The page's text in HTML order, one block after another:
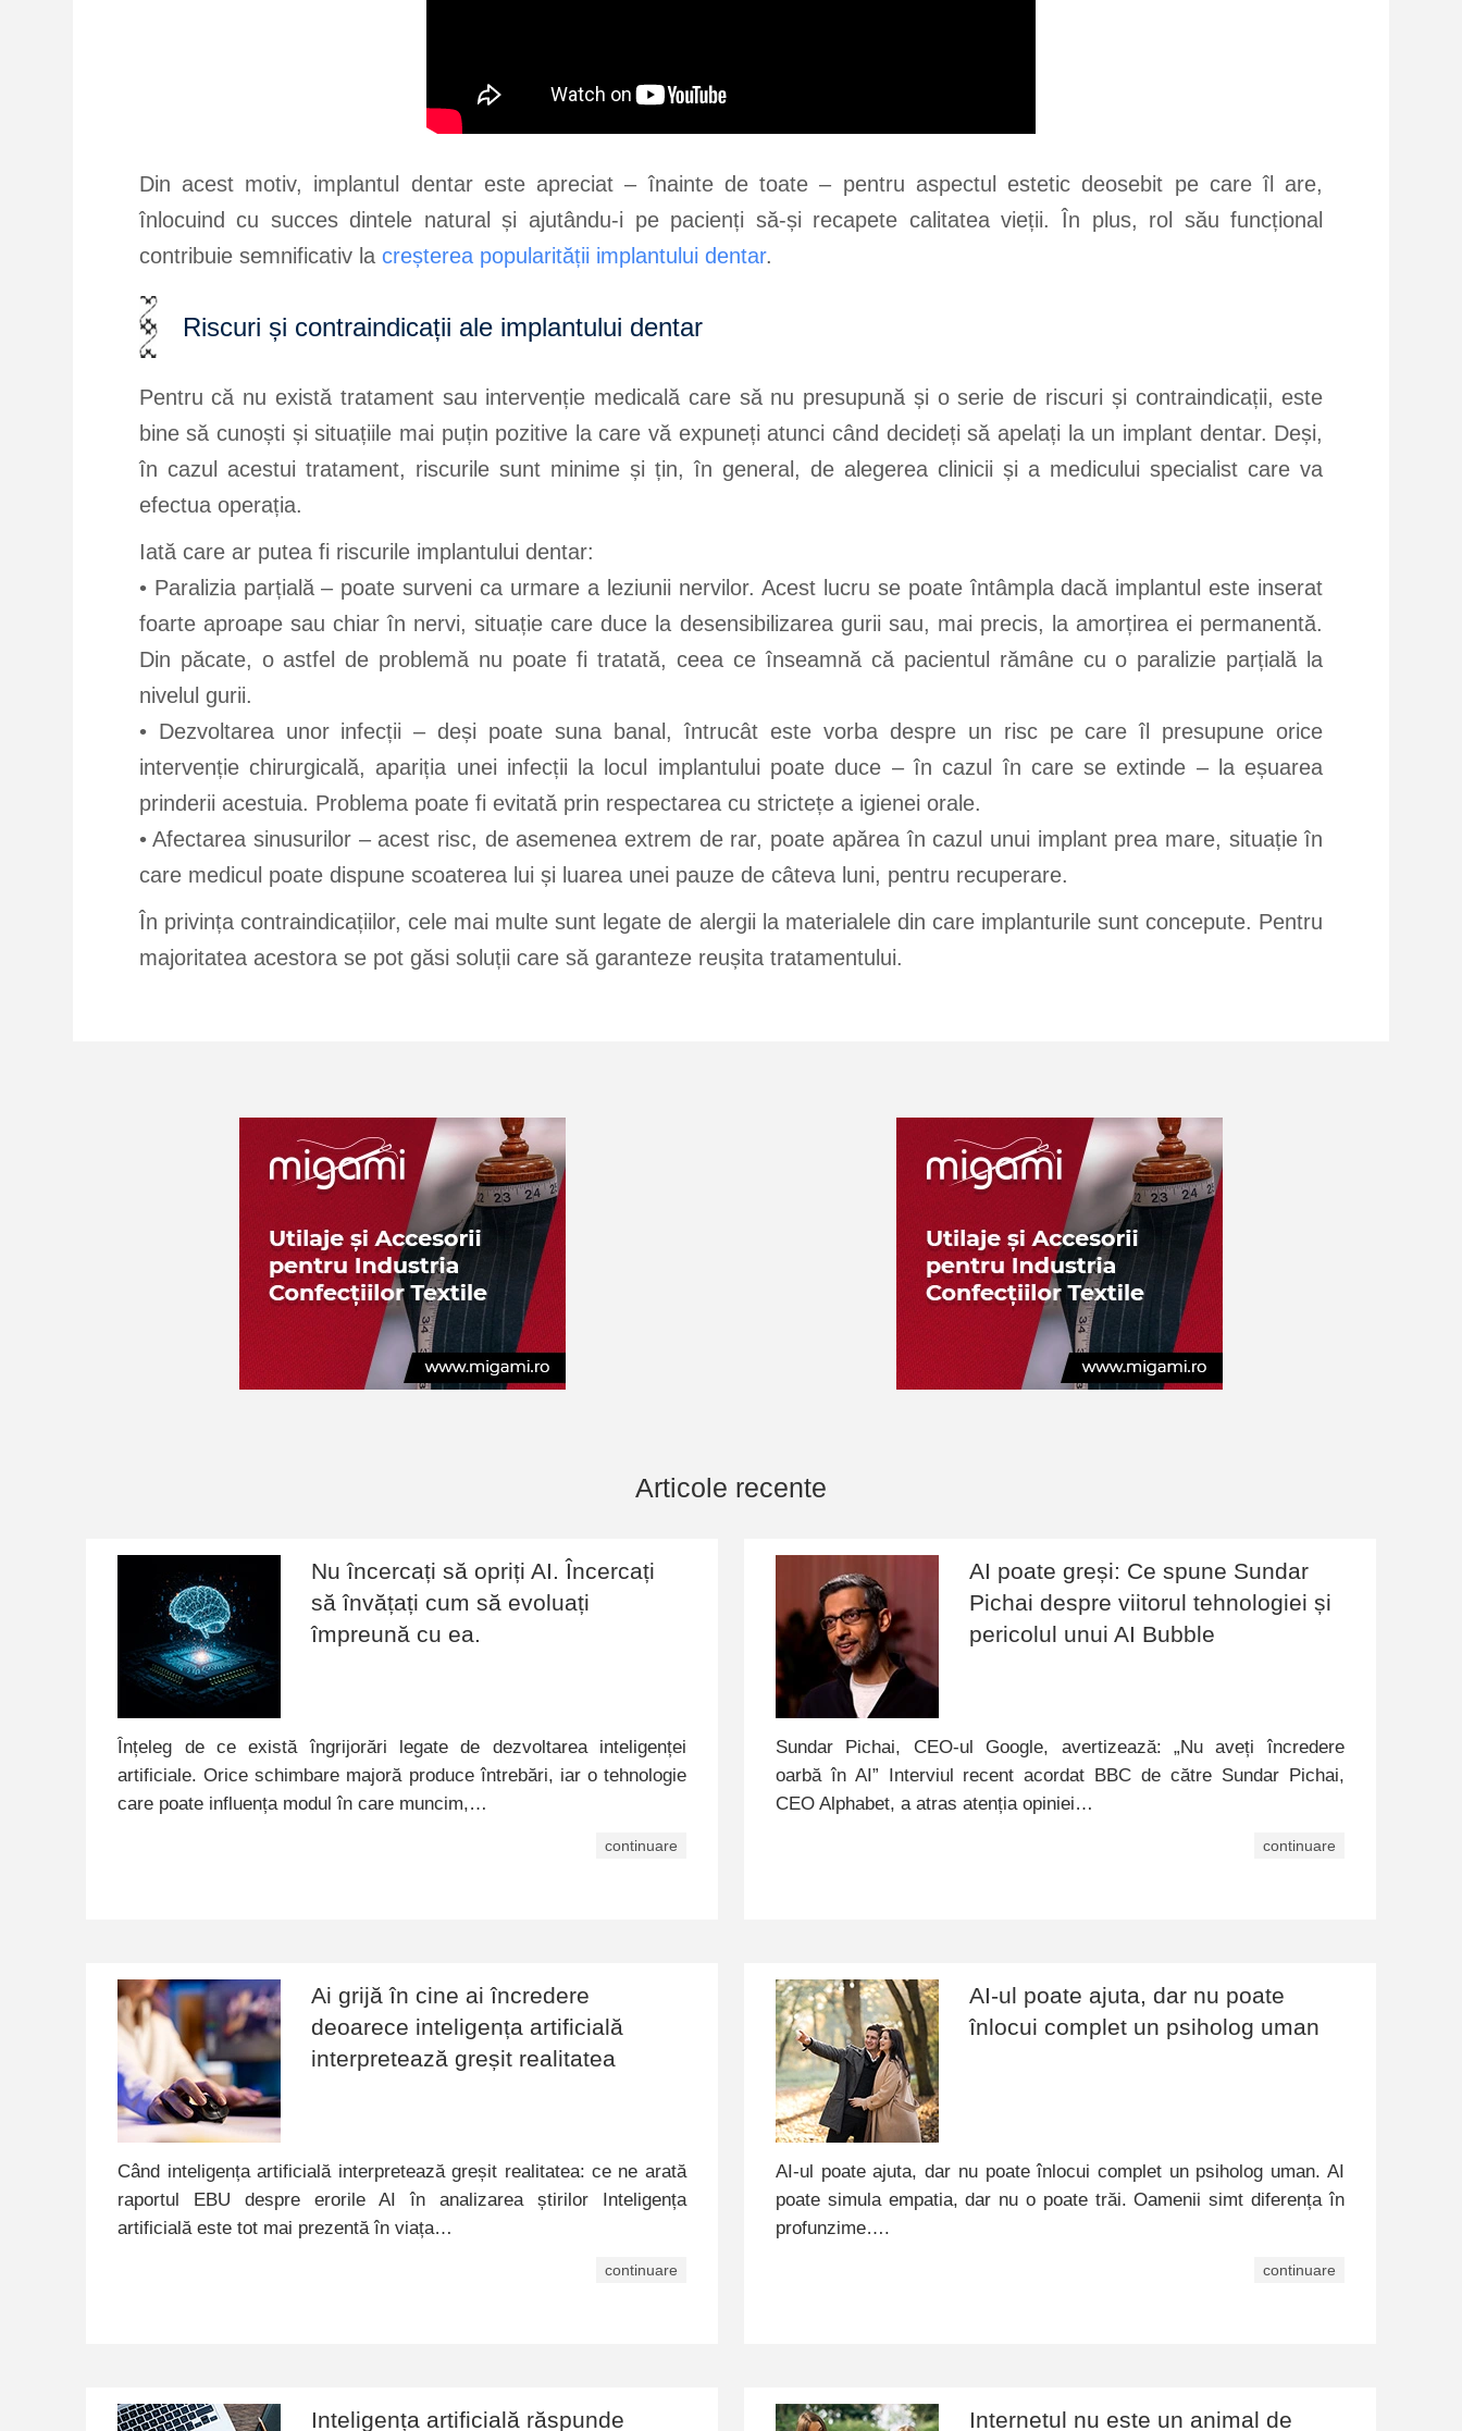
Din acest motiv, implantul dentar este apreciat – înainte de toate – pentru aspectul estetic deosebit pe care îl are,
înlocuind cu succes dintele natural și ajutându-i pe pacienți să-și recapete calitatea vieții. În plus, rol său funcțional
contribuie semnificativ la creșterea popularității implantului dentar.
Riscuri și contraindicații ale implantului dentar
Pentru că nu există tratament sau intervenție medicală care să nu presupună și o serie de riscuri și contraindicații, este
bine să cunoști și situațiile mai puțin pozitive la care vă expuneți atunci când decideți să apelați la un implant dentar. Deși,
în cazul acestui tratament, riscurile sunt minime și țin, în general, de alegerea clinicii și a medicului specialist care va
efectua operația.
Iată care ar putea fi riscurile implantului dentar:
• Paralizia parțială – poate surveni ca urmare a leziunii nervilor. Acest lucru se poate întâmpla dacă implantul este inserat
foarte aproape sau chiar în nervi, situație care duce la desensibilizarea gurii sau, mai precis, la amorțirea ei permanentă.
Din păcate, o astfel de problemă nu poate fi tratată, ceea ce înseamnă că pacientul rămâne cu o paralizie parțială la
nivelul gurii.
• Dezvoltarea unor infecții – deși poate suna banal, întrucât este vorba despre un risc pe care îl presupune orice
intervenție chirurgicală, apariția unei infecții la locul implantului poate duce – în cazul în care se extinde – la eșuarea
prinderii acestuia. Problema poate fi evitată prin respectarea cu strictețe a igienei orale.
• Afectarea sinusurilor – acest risc, de asemenea extrem de rar, poate apărea în cazul unui implant prea mare, situație în
care medicul poate dispune scoaterea lui și luarea unei pauze de câteva luni, pentru recuperare.
În privința contraindicațiilor, cele mai multe sunt legate de alergii la materialele din care implanturile sunt concepute. Pentru
majoritatea acestora se pot găsi soluții care să garanteze reușita tratamentului.
Articole recente
Nu încercați să opriți AI. Încercați
să învățați cum să evoluați
împreună cu ea.
Înțeleg de ce există îngrijorări legate de dezvoltarea inteligenței
artificiale. Orice schimbare majoră produce întrebări, iar o tehnologie
care poate influența modul în care muncim,…
continuare
AI poate greși: Ce spune Sundar
Pichai despre viitorul tehnologiei și
pericolul unui AI Bubble
Sundar Pichai, CEO-ul Google, avertizează: „Nu aveți încredere
oarbă în AI” Interviul recent acordat BBC de către Sundar Pichai,
CEO Alphabet, a atras atenția opiniei…
continuare
Ai grijă în cine ai încredere
deoarece inteligența artificială
interpretează greșit realitatea
Când inteligența artificială interpretează greșit realitatea: ce ne arată
raportul EBU despre erorile AI în analizarea știrilor Inteligența
artificială este tot mai prezentă în viața…
continuare
AI-ul poate ajuta, dar nu poate
înlocui complet un psiholog uman
AI-ul poate ajuta, dar nu poate înlocui complet un psiholog uman. AI
poate simula empatia, dar nu o poate trăi. Oamenii simt diferența în
profunzime….
continuare
Inteligența artificială răspunde Internetul nu este un animal de